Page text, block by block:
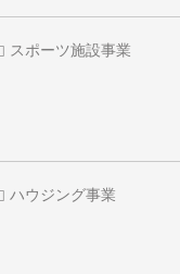
スポーツ施設事業
ハウジング事業